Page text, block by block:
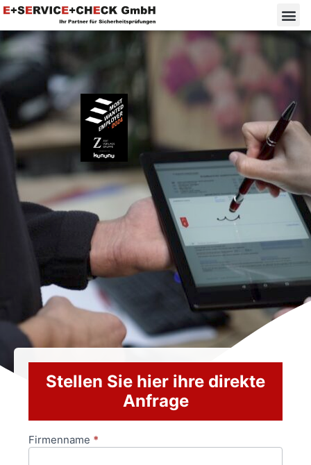
Stellen Sie hier ihre direkte
Anfrage
Anfrageformular
Firmenname *